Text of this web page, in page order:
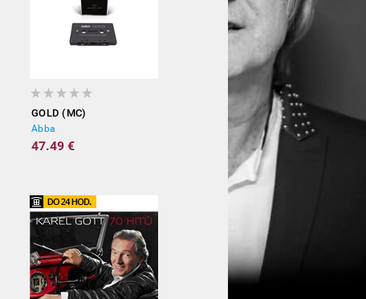
GOLD (MC)
Abba
47.49 €